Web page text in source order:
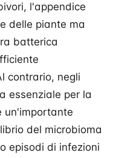
l'appendice
delle piante ma
batterica
contrario, negli
essenziale per la
un'importante
del microbioma
episodi di infezioni